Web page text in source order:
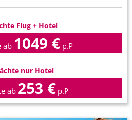
Flug + Hotel
ab 1049 € p.P
nur Hotel
ab 253 € p.P